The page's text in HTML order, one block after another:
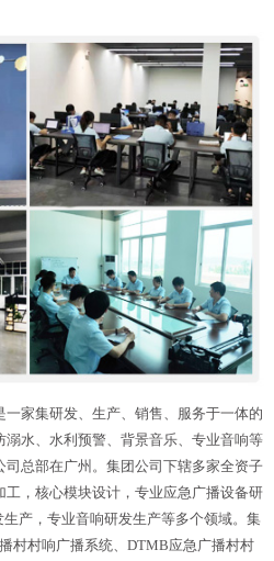
家集研发、生产、销售、服务于一体的
水、水利预警、背景音乐、专业音响等
总部在广州。集团公司下辖多家全资子
，核心模块设计，专业应急广播设备研
产，专业音响研发生产等多个领域。集
村村响广播系统、DTMB应急广播村村